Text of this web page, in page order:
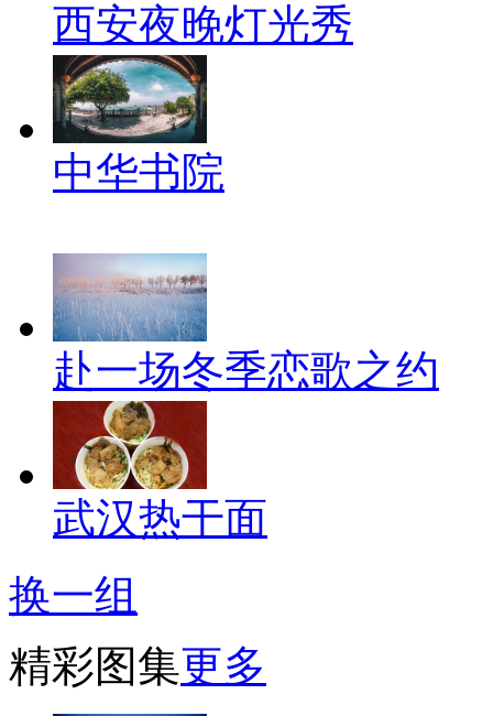
西安夜晚灯光秀
中华书院
赴一场冬季恋歌之约
武汉热干面
换一组
精彩图集更多